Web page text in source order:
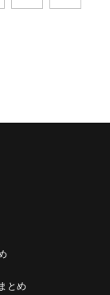
とめ